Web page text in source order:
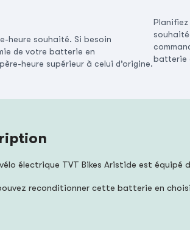
heure souhaité. Si besoin
de votre batterie en
heure supérieur à celui d’origine.
Planifiez
batterie
électrique TVT Bikes Aristide est
reconditionner cette batterie en